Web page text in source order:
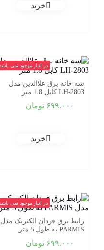
خرید
در انبار موجود نمی باشد
سه خانه برق علاالدین مدل
LH-2803 کابل 1.8 متر
۶۹۹.۰۰۰ تومان
خرید
در انبار موجود نمی باشد
رابط برق فردان الکتریک مدل
PARMIS به طول 5 متر
۶۹۹.۰۰۰ تومان